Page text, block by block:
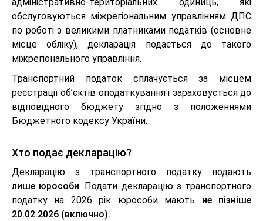
адміністративно-територіальних одиниць, які
обслуговуються міжрегіональним управлінням ДПС
по роботі з великими платниками податків (основне
місце обліку), декларація подається до такого
міжрегіонального управління.
Транспортний податок сплачується за місцем
реєстрації об’єктів оподаткування і зараховується до
відповідного бюджету згідно з положеннями
Бюджетного кодексу України.
Хто подає декларацію?
Декларацію з транспортного податку подають
лише юрособи. Подати декларацію з транспортного
податку на 2026 рік юрособи мають не пізніше
20.02.2026 (включно).